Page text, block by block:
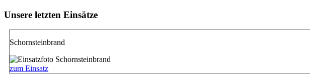
Unsere letzten Einsätze
Schornsteinbrand
zum Einsatz